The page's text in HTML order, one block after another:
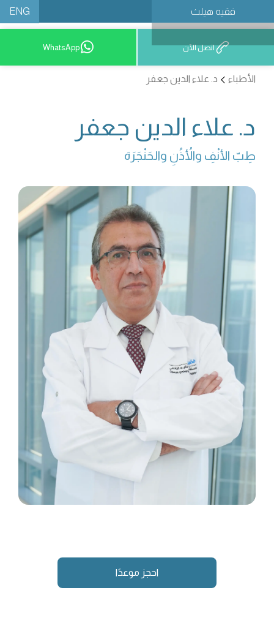
فقيه هيلث ENG
احجز موعدًا اتصل الآن WhatsApp
الأطباء د. علاء الدين جعفر
د. علاء الدين جعفر
طِبّ الأنْفِ والأُذُنِ والحَنْجَرَة
احجز موعدًا